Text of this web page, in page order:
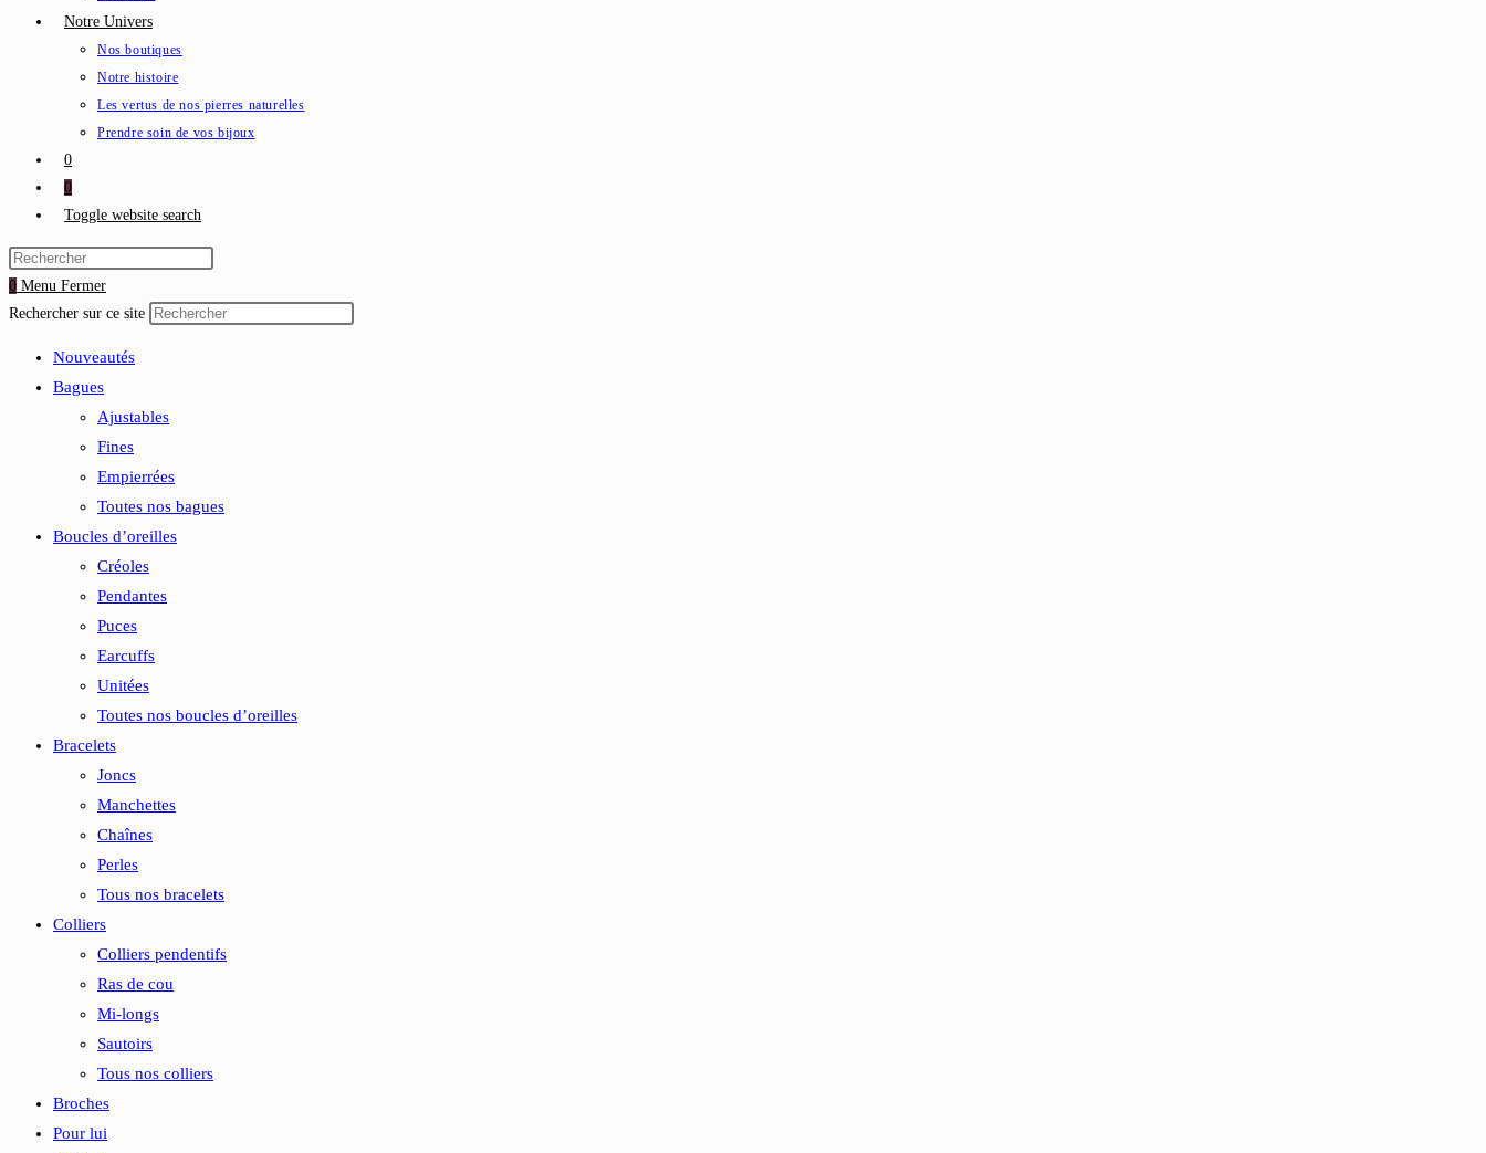
Notre Univers
Nos boutiques
Notre histoire
Les vertus de nos pierres naturelles
Prendre soin de vos bijoux
0
0
Toggle website search
0 Menu Fermer
Rechercher sur ce site
Nouveautés
Bagues
Ajustables
Fines
Empierrées
Toutes nos bagues
Boucles d’oreilles
Créoles
Pendantes
Puces
Earcuffs
Unitées
Toutes nos boucles d’oreilles
Bracelets
Joncs
Manchettes
Chaînes
Perles
Tous nos bracelets
Colliers
Colliers pendentifs
Ras de cou
Mi-longs
Sautoirs
Tous nos colliers
Broches
Pour lui